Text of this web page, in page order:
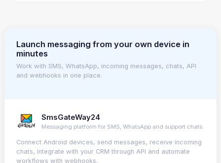
Launch messaging from your own device in
minutes
Work with SMS, WhatsApp, incoming messages, chats, API
and webhooks in one place.
SmsGateWay24
Messaging platform for SMS, WhatsApp and support chats
Connect Android devices, send messages, receive incoming
chats, integrate with your CRM through API and automate
workflows with webhooks.